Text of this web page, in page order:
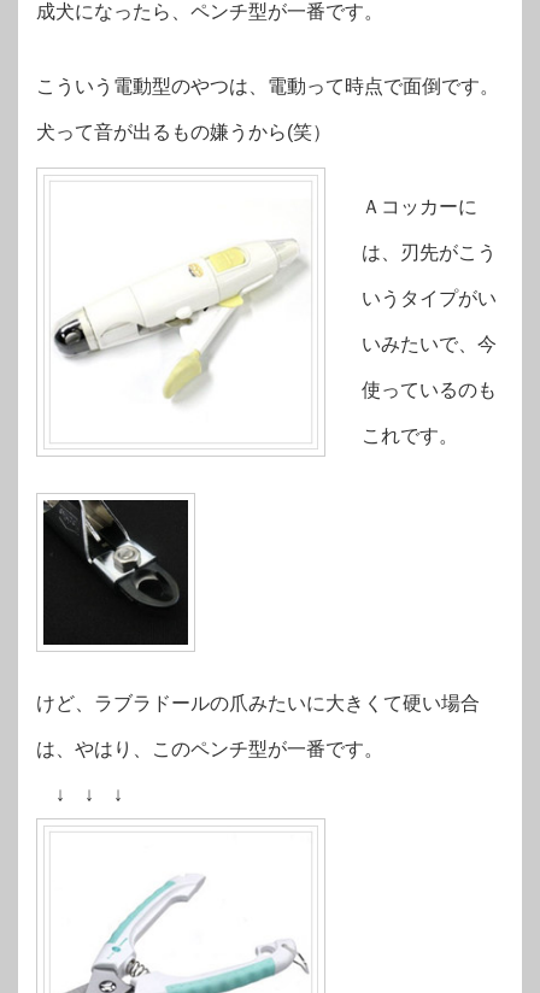
成犬になったら、ペンチ型が一番です。
こういう電動型のやつは、電動って時点で面倒です。
犬って音が出るもの嫌うから(笑）
Ａコッカーに
は、刃先がこう
いうタイプがい
いみたいで、今
使っているのも
これです。
けど、ラブラドールの爪みたいに大きくて硬い場合
は、やはり、このペンチ型が一番です。
↓ ↓ ↓